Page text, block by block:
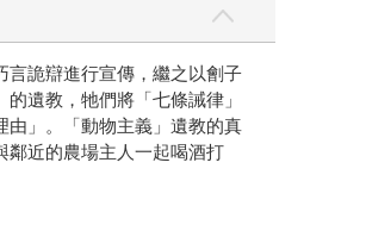
言詭辯進行宣傳，繼之以劊子
遺教，牠們將「七條誡律」
由」。「動物主義」遺教的真
鄰近的農場主人一起喝酒打